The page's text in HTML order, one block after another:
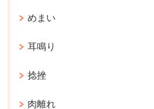
めまい
耳鳴り
捻挫
肉離れ